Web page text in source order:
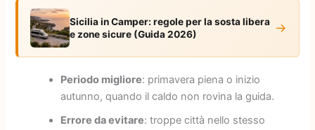
Sicilia in Camper: regole per la sosta libera
e zone sicure (Guida 2026)
→
Periodo migliore: primavera piena o inizio
autunno, quando il caldo non rovina la guida.
Errore da evitare: troppe città nello stesso